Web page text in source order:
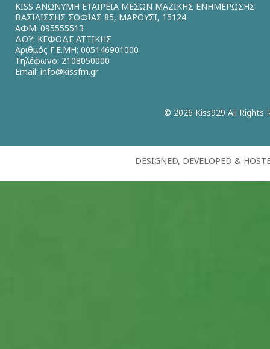
KISS ΑΝΩΝΥΜΗ ΕΤΑΙΡΕΙΑ ΜΕΣΩΝ ΜΑΖΙΚΗΣ ΕΝΗΜΕΡΩΣΗΣ
ΒΑΣΙΛΙΣΣΗΣ ΣΟΦΙΑΣ 85, ΜΑΡΟΥΣΙ, 15124
ΑΦΜ: 095555513
ΔΟΥ: ΚΕΦΟΔΕ ΑΤΤΙΚΗΣ
Αριθμός Γ.Ε.ΜΗ: 005146901000
Τηλέφωνο: 2108050000
Email: info@kissfm.gr
© 2026 Kiss929 All Rights
DESIGNED, DEVELOPED &